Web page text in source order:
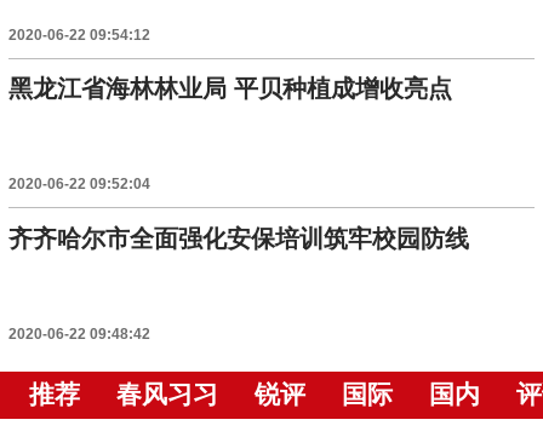
2020-06-22 09:54:12
黑龙江省海林林业局 平贝种植成增收亮点
2020-06-22 09:52:04
齐齐哈尔市全面强化安保培训筑牢校园防线
2020-06-22 09:48:42
推荐 春风习习 锐评 国际 国内